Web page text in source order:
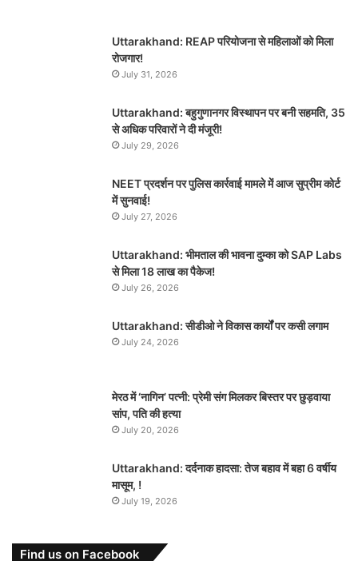
Uttarakhand: REAP परियोजना से महिलाओं को मिला
रोजगार!
July 31, 2026
Uttarakhand: बहुगुणानगर विस्थापन पर बनी सहमति, 35
से अधिक परिवारों ने दी मंजूरी!
July 29, 2026
NEET प्रदर्शन पर पुलिस कार्रवाई मामले में आज सुप्रीम कोर्ट
में सुनवाई!
July 27, 2026
Uttarakhand: भीमताल की भावना दुम्का को SAP Labs
से मिला 18 लाख का पैकेज!
July 26, 2026
Uttarakhand: सीडीओ ने विकास कार्यों पर कसी लगाम
July 24, 2026
मेरठ में ‘नागिन’ पत्नी: प्रेमी संग मिलकर बिस्तर पर छुड़वाया
सांप, पति की हत्या
July 20, 2026
Uttarakhand: दर्दनाक हादसा: तेज बहाव में बहा 6 वर्षीय
मासूम, !
July 19, 2026
Find us on Facebook